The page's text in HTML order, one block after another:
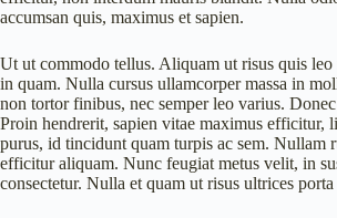
accumsan quis, maximus et sapien.
Ut ut commodo tellus. Aliquam ut risus quis
in quam. Nulla cursus ullamcorper massa in
non tortor finibus, nec semper leo varius.
Proin hendrerit, sapien vitae maximus efficitur,
purus, id tincidunt quam turpis ac sem. Nullam
efficitur aliquam. Nunc feugiat metus velit, in
consectetur. Nulla et quam ut risus ultrices